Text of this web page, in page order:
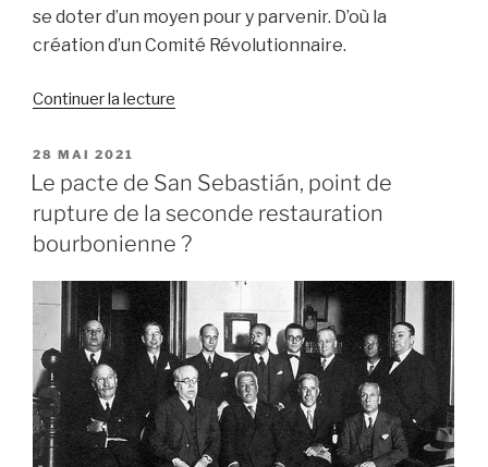
se doter d’un moyen pour y parvenir. D’où la
création d’un Comité Révolutionnaire.
Continuer la lecture
de
Sebastián,
en
route
vers
la
République »
PUBLIÉ
LE
28 MAI 2021
Le pacte de San Sebastián, point de
rupture de la seconde restauration
bourbonienne ?